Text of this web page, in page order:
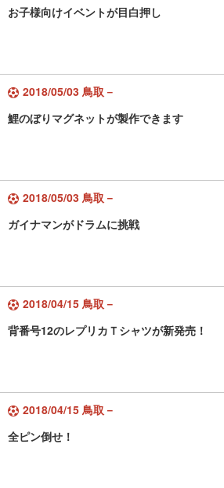
お子様向けイベントが目白押し
2018/05/03 鳥取－
鯉のぼりマグネットが製作できます
2018/05/03 鳥取－
ガイナマンがドラムに挑戦
2018/04/15 鳥取－
背番号12のレプリカＴシャツが新発売！
2018/04/15 鳥取－
全ピン倒せ！